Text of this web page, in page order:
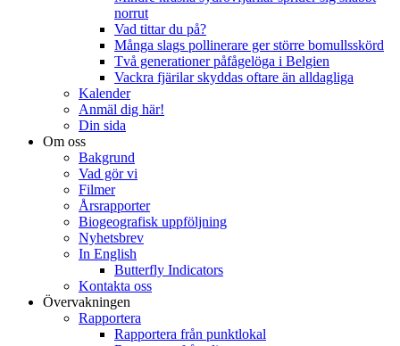
norrut
Vad tittar du på?
Många slags pollinerare ger större bomullsskörd
Två generationer påfågelöga i Belgien
Vackra fjärilar skyddas oftare än alldagliga
Kalender
Anmäl dig här!
Din sida
Om oss
Bakgrund
Vad gör vi
Filmer
Årsrapporter
Biogeografisk uppföljning
Nyhetsbrev
In English
Butterfly Indicators
Kontakta oss
Övervakningen
Rapportera
Rapportera från punktlokal